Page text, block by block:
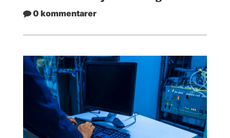
0 kommentarer